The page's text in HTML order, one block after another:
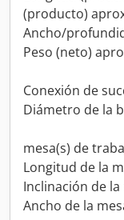
(producto)
Ancho/
Peso (neto)
Conexión de
Diámetro de la
mesa(s) de
Longitud de la
Inclinación de la
Ancho de la